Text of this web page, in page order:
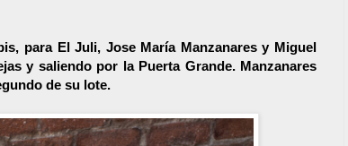
para El Juli, Jose María Manzanares y Miguel
y saliendo por la Puerta Grande. Manzanares
de su lote.